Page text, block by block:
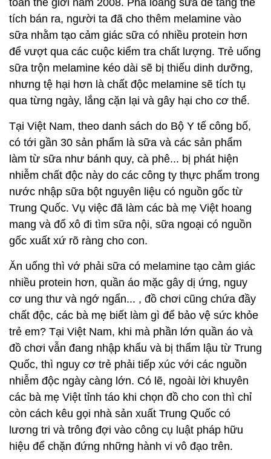
toàn thế giới năm 2008. Pha loãng sữa để tăng thể
tích bán ra, người ta đã cho thêm melamine vào
sữa nhằm tạo cảm giác sữa có nhiều protein hơn
để vượt qua các cuộc kiểm tra chất lượng. Trẻ uống
sữa trộn melamine kéo dài sẽ bị thiếu dinh dưỡng,
nhưng tệ hại hơn là chất độc melamine sẽ tích tụ
qua từng ngày, lắng cặn lại và gây hại cho cơ thể.
Tại Việt Nam, theo danh sách do Bộ Y tế công bố,
có tới gần 30 sản phẩm là sữa và các sản phẩm
làm từ sữa như bánh quy, cà phê... bị phát hiện
nhiễm chất độc này do các công ty thực phẩm trong
nước nhập sữa bột nguyên liệu có nguồn gốc từ
Trung Quốc. Vụ việc đã làm các bà mẹ Việt hoang
mang và đổ xô đi tìm sữa nội, sữa ngoại có nguồn
gốc xuất xứ rõ ràng cho con.
Ăn uống thì vớ phải sữa có melamine tạo cảm giác
nhiều protein hơn, quần áo mặc gây dị ứng, nguy
cơ ung thư và ngớ ngẩn... , đồ chơi cũng chứa đầy
chất độc, các bà mẹ biết làm gì để bảo vệ sức khỏe
trẻ em? Tại Việt Nam, khi mà phần lớn quần áo và
đồ chơi vẫn đang nhập khẩu và bị thẩm lậu từ Trung
Quốc, thì nguy cơ trẻ phải tiếp xúc với các nguồn
nhiễm độc ngày càng lớn. Có lẽ, ngoài lời khuyên
các bà mẹ Việt tỉnh táo khi chọn đồ cho con thì chỉ
còn cách kêu gọi nhà sản xuất Trung Quốc có
lương tri và trông đợi vào công cụ luật pháp hữu
hiệu để chặn đứng những hành vi vô đạo trên.